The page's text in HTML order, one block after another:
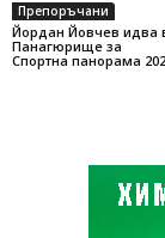
Препоръчани
Йордан Йовчев идва
Панагюрище за
Спортна панорама